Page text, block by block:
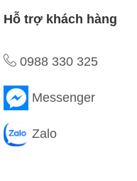
Hỗ trợ khách hàng
0988 330 325
Messenger
Zalo